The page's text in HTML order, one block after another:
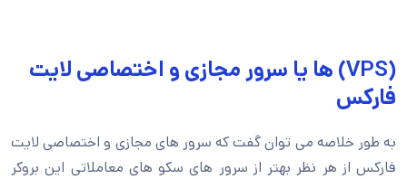
(VPS) ها یا سرور مجازی و اختصاصی لایت
فارکس
به طور خلاصه می توان گفت که سرور های مجازی و اختصاصی لایت
فارکس از هر نظر بهتر از سرور های سکو های معاملاتی این بروکر